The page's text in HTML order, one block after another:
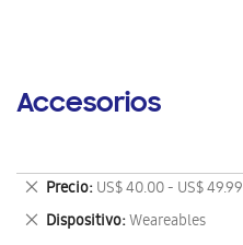
Accesorios
Precio US$ 40.00 - US$ 49.99
Eliminar
este
artículo
Dispositivo Weareables
Eliminar